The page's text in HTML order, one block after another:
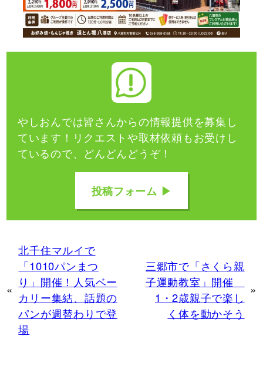
やしおんでは皆さんからの情報提供を募集し
ています！ リクエストや取材依頼もお受けし
ているので、どんどんどうぞ！
投稿フォーム ▶
«
北千住マルイで
「1010パンまつ
り」開催！人気ベー
カリー集結、話題の
パンが週替わりで登
場
三郷市で「さくら親
子運動教室」開催
1・2歳親子で楽し
く体を動かそう
»